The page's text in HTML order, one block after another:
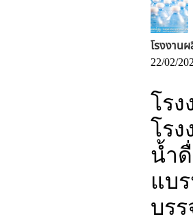
โรงงาน
22/02/
โร
โร
น้ำ
แบ
บร